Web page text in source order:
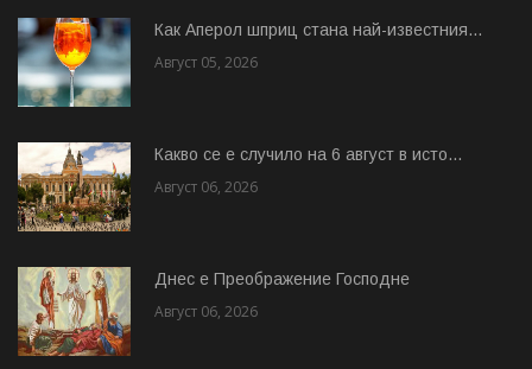
Как Аперол шприц стана най-известния...
Август 05, 2026
Какво се е случило на 6 август в исто...
Август 06, 2026
Днес е Преображение Господне
Август 06, 2026